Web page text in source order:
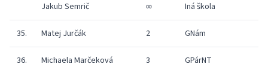
Jakub Semrič ∞ Iná škola
35. Matej Jurčák 2 GNám
36. Michaela Marčeková 3 GPárNT